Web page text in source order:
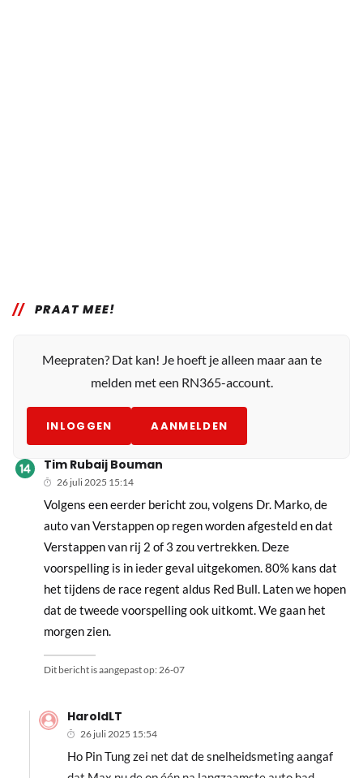
PRAAT MEE!
Meepraten? Dat kan! Je hoeft je alleen maar aan te
melden met een RN365-account.
INLOGGEN AANMELDEN
Tim Rubaij Bouman
26 juli 2025 15:14
Volgens een eerder bericht zou, volgens Dr. Marko, de
auto van Verstappen op regen worden afgesteld en dat
Verstappen van rij 2 of 3 zou vertrekken. Deze
voorspelling is in ieder geval uitgekomen. 80% kans dat
het tijdens de race regent aldus Red Bull. Laten we hopen
dat de tweede voorspelling ook uitkomt. We gaan het
morgen zien.
Dit bericht is aangepast op: 26-07
HaroldLT
26 juli 2025 15:54
Ho Pin Tung zei net dat de snelheidsmeting aangaf